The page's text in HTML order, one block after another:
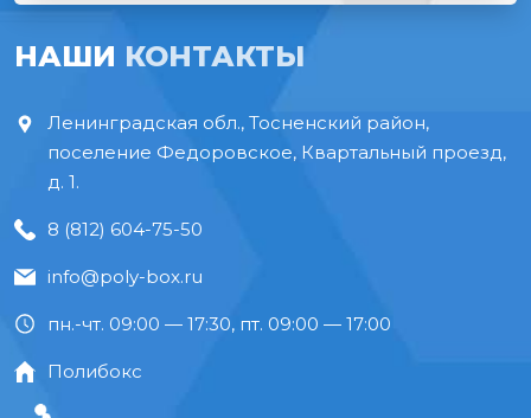
НАШИ КОНТАКТЫ
Ленинградская обл., Тосненский район,
поселение Федоровское, Квартальный проезд,
д. 1.
8 (812) 604-75-50
info@poly-box.ru
пн.-чт. 09:00 — 17:30, пт. 09:00 — 17:00
Полибокс